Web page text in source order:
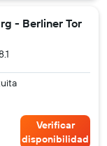
- Berliner Tor
Verificar
disponibilidad